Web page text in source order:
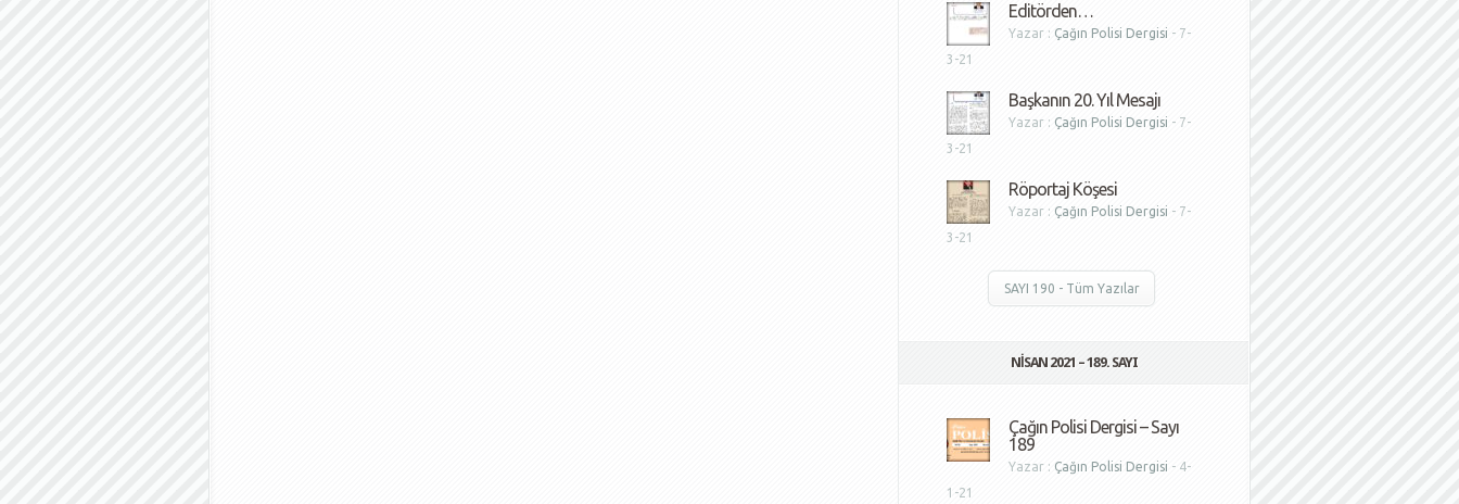
Editörden…
Yazar : Çağın Polisi Dergisi - 7-
3-21
Başkanın 20. Yıl Mesajı
Yazar : Çağın Polisi Dergisi - 7-
3-21
Röportaj Köşesi
Yazar : Çağın Polisi Dergisi - 7-
3-21
SAYI 190 - Tüm Yazılar
NISAN 2021 – 189. SAYI
Çağın Polisi Dergisi – Sayı
189
Yazar : Çağın Polisi Dergisi - 4-
1-21